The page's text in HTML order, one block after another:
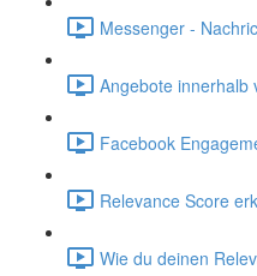
Messenger -
Angebote innerhalb
Facebook
Relevance Score
Wie du deinen